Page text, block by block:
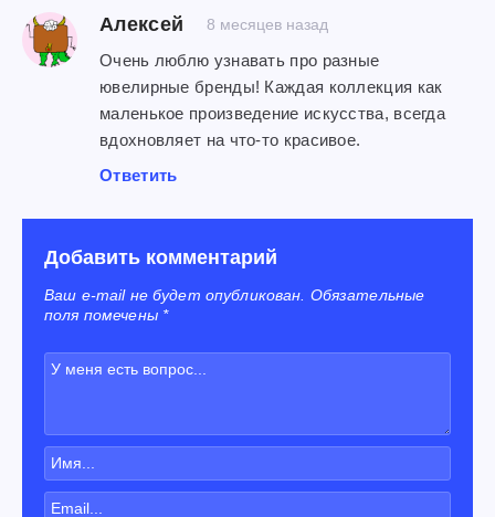
Алексей 8 месяцев назад
Очень люблю узнавать про разные
ювелирные бренды! Каждая коллекция как
маленькое произведение искусства, всегда
вдохновляет на что-то красивое.
Ответить
Добавить комментарий
Ваш e-mail не будет опубликован. Обязательные
поля помечены *